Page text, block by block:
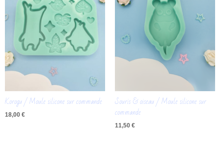
Korogu / Moule silicone sur commande
18,00 €
Souris & oiseau / Moule silicone sur
commande
11,50 €